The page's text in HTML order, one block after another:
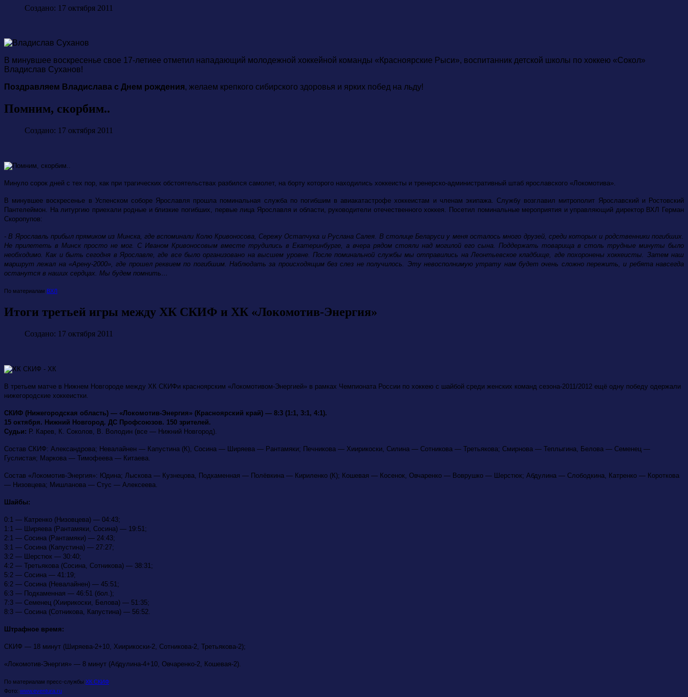
Создано: 17 октября 2011
В минувшее воскресенье свое 17-летиее отметил нападающий молодежной хоккейной команды «Красноярские Рыси», воспитанник детской школы по хоккею «Сокол»
Владислав Суханов!
Поздравляем Владислава с Днем рождения, желаем крепкого сибирского здоровья и ярких побед на льду!
Помним, скорбим..
Создано: 17 октября 2011
Минуло сорок дней с тех пор, как при трагических обстоятельствах разбился самолет, на борту которого находились хоккеисты и тренерско-административный штаб ярославского «Локомотива».
В минувшее воскресенье в Успенском соборе Ярославля прошла поминальная служба по погибшим в авиакатастрофе хоккеистам и членам экипажа. Службу возглавил митрополит Ярославский и Ростовский
Пантелеймон. На литургию приехали родные и близкие погибших, первые лица Ярославля и области, руководители отечественного хоккея. Посетил поминальные мероприятия и управляющий директор ВХЛ Герман
Скоропупов:
- В Ярославль прибыл прямиком из Минска, где вспоминали Колю Кривоносова, Сережу Остапчука и Руслана Салея. В столице Беларуси у меня осталось много друзей, среди которых и родственники погибших.
Не прилететь в Минск просто не мог. С Иваном Кривоносовым вместе трудились в Екатеринбурге, а вчера рядом стояли над могилой его сына. Поддержать товарища в столь трудные минуты было
необходимо. Как и быть сегодня в Ярославле, где все было организовано на высшем уровне. После поминальной службы мы отправились на Леонтьевское кладбище, где похоронены хоккеисты. Затем наш
маршрут лежал на «Арену-2000», где прошел реквием по погибшим. Наблюдать за происходящим без слез не получилось. Эту невосполнимую утрату нам будет очень сложно пережить, и ребята навсегда
останутся в наших сердцах. Мы будем помнить…
По материалам ВХЛ
Итоги третьей игры между ХК СКИФ и ХК «Локомотив-Энергия»
Создано: 17 октября 2011
В третьем матче в Нижнем Новгороде между ХК СКИФи красноярским «Локомотивом-Энергией» в рамках Чемпионата России по хоккею с шайбой среди женских команд сезона-2011/2012 ещё одну победу одержали
нижегородские хоккеистки.
СКИФ (Нижегородская область) — «Локомотив-Энергия» (Красноярский край) — 8:3 (1:1, 3:1, 4:1).
15 октября. Нижний Новгород. ДС Профсоюзов. 150 зрителей.
Судьи: Р. Карев, К. Соколов, В. Володин (все — Нижний Новгород).
Состав СКИФ: Александрова; Невалайнен — Капустина (К), Сосина — Ширяева — Рантамяки; Печникова — Хиирикоски, Силина — Сотникова — Третьякова; Смирнова — Теплыгина, Белова — Семенец —
Гуслистая; Маркова — Тимофеева — Китаева.
Состав «Локомотив-Энергия»: Юдина; Лыскова — Кузнецова, Подкаменная — Полёвкина — Кириленко (К); Кошевая — Косенок, Овчаренко — Воврушко — Шерстюк; Абдулина — Слободкина, Катренко — Короткова
— Низовцева; Мишланова — Стус — Алексеева.
Шайбы:
0:1 — Катренко (Низовцева) — 04:43;
1:1 — Ширяева (Рантамяки, Сосина) — 19:51;
2:1 — Сосина (Рантамяки) — 24:43;
3:1 — Сосина (Капустина) — 27:27;
3:2 — Шерстюк — 30:40;
4:2 — Третьякова (Сосина, Сотникова) — 38:31;
5:2 — Сосина — 41:19;
6:2 — Сосина (Невалайнен) — 45:51;
6:3 — Подкаменная — 46:51 (бол.);
7:3 — Семенец (Хиирикоски, Белова) — 51:35;
8:3 — Сосина (Сотникова, Капустина) — 56:52.
Штрафное время:
СКИФ — 18 минут (Ширяева-2+10, Хиирикоски-2, Сотникова-2, Третьякова-2);
«Локомотив-Энергия» — 8 минут (Абдулина-4+10, Овчаренко-2, Кошевая-2).
По материалам пресс-службы ХК СКИФ
Фото: www.eventura.ru